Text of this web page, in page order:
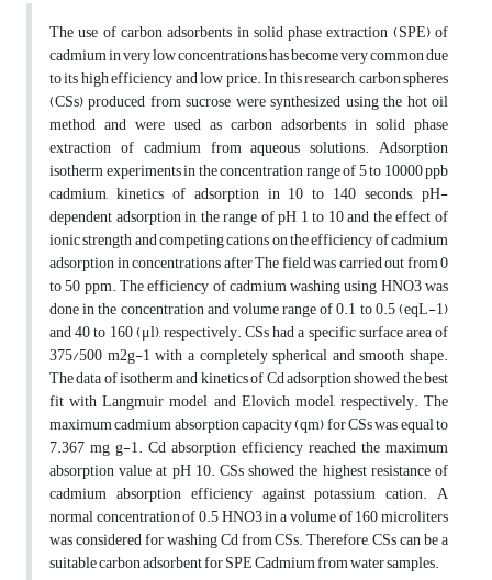
The use of carbon adsorbents in solid phase extraction (SPE) of
cadmium in very low concentrations has become very common due
to its high efficiency and low price. In this research, carbon spheres
(CSs) produced from sucrose were synthesized using the hot oil
method and were used as carbon adsorbents in solid phase
extraction of cadmium from aqueous solutions. Adsorption
isotherm experiments in the concentration range of 5 to 10000 ppb
cadmium, kinetics of adsorption in 10 to 140 seconds, pH-
dependent adsorption in the range of pH 1 to 10 and the effect of
ionic strength and competing cations on the efficiency of cadmium
adsorption in concentrations after The field was carried out from 0
to 50 ppm. The efficiency of cadmium washing using HNO3 was
done in the concentration and volume range of 0.1 to 0.5 (eqL-1)
and 40 to 160 (μl), respectively. CSs had a specific surface area of
375/500 m2g-1 with a completely spherical and smooth shape.
The data of isotherm and kinetics of Cd adsorption showed the best
fit with Langmuir model and Elovich model, respectively. The
maximum cadmium absorption capacity (qm) for CSs was equal to
7.367 mg g-1. Cd absorption efficiency reached the maximum
absorption value at pH 10. CSs showed the highest resistance of
cadmium absorption efficiency against potassium cation. A
normal concentration of 0.5 HNO3 in a volume of 160 microliters
was considered for washing Cd from CSs. Therefore, CSs can be a
suitable carbon adsorbent for SPE Cadmium from water samples.